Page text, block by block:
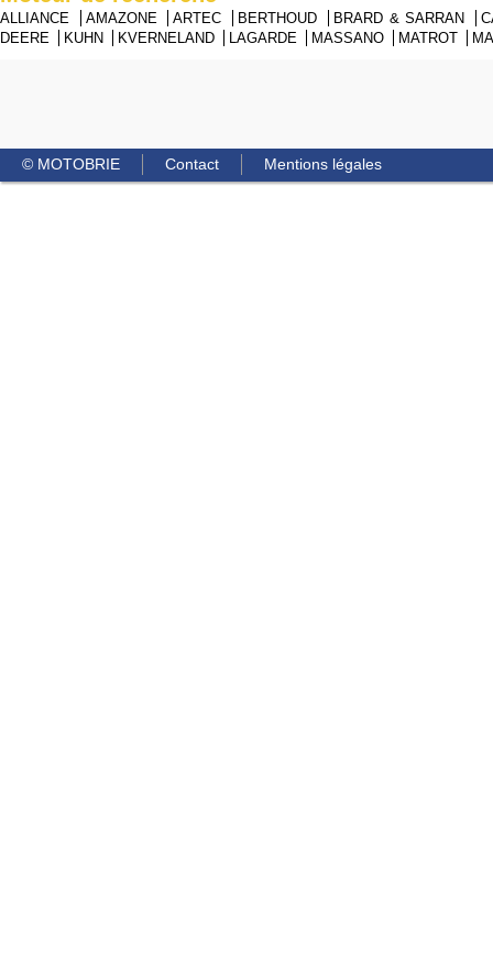
ALLIANCE AMAZONE ARTEC BERTHOUD BRARD & SARRAN
DEERE
KUHN KVERNELAND LAGARDE MASSANO MATROT
© MOTOBRIE Contact Mentions légales